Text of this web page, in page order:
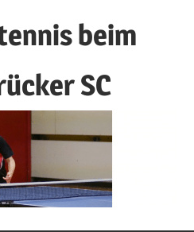
beim
SC